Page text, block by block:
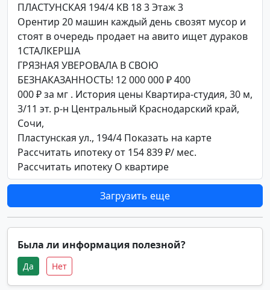
ПЛАСТУНСКАЯ 194/4 КВ 18 3 Этаж 3
Орентир 20 машин каждый день свозят мусор и
стоят в очередь продает на авито ищет дураков
1СТАЛКЕРША
ГРЯЗНАЯ УВЕРОВАЛА В СВОЮ
БЕЗНАКАЗАННОСТЬ! 12 000 000 ₽ 400
000 ₽ за мг . История цены Квартира-студия, 30 м,
3/11 эт. р-н Центральный Краснодарский край,
Сочи,
Пластунская ул., 194/4 Показать на карте
Рассчитать ипотеку от 154 839 ₽/ мес.
Рассчитать ипотеку О квартире
Загрузить еще
Была ли информация полезной?
Да Нет